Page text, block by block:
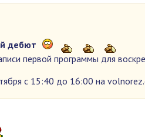
дебют
первой программы для
с 15:40 до 16:00 на